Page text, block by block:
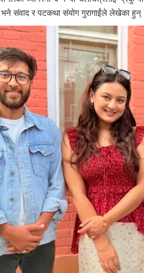
भने संवाद र पटकथा संयोग गुरागाईंले लेखेका